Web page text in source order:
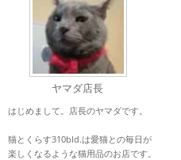
ヤマダ店長
はじめまして。店長のヤマダです。
猫とくらす310bld.は愛猫との毎日が
楽しくなるような猫用品のお店です。